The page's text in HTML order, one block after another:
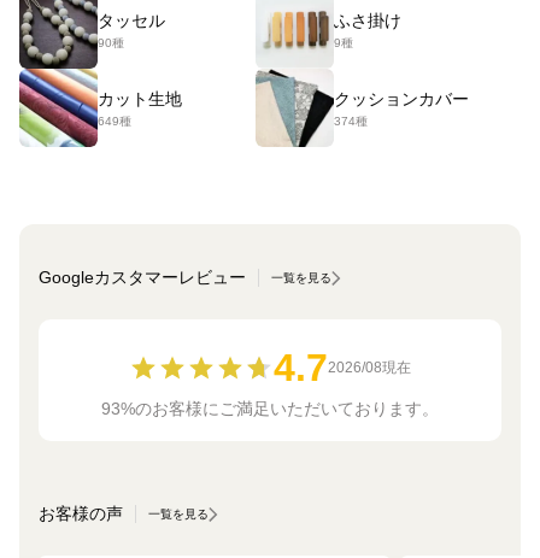
タッセル
90種
ふさ掛け
9種
カット生地
649種
クッションカバー
374種
Googleカスタマーレビュー 一覧を見る
4.72026/08現在
93%のお客様にご満足いただいております。
お客様の声 一覧を見る